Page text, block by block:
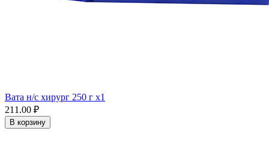
Вата н/с хирург 250 г x1
211.00 ₽
В корзину